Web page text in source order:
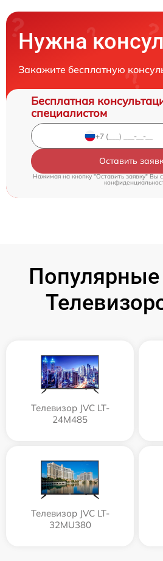
Нужна
Закажите бесплатную
Бесплатная
специалистом
Оставить
Нажимая на кнопку "Оставить заявку" Вы
Телевизор JVC LT-
24M485
Телевизор JVC LT-
32MU380